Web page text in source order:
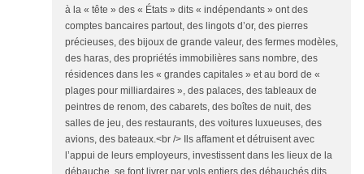
à la « tête » des « États » dits « indépendants » ont des
comptes bancaires partout, des lingots d’or, des pierres
précieuses, des bijoux de grande valeur, des fermes modèles,
des haras, des propriétés immobilières sans nombre, des
résidences dans les « grandes capitales » et au bord de «
plages pour milliardaires », des palaces, des tableaux de
peintres de renom, des cabarets, des boîtes de nuit, des
salles de jeu, des restaurants, des voitures luxueuses, des
avions, des bateaux.<br /> Ils affament et détruisent avec
l’appui de leurs employeurs, investissent dans les lieux de la
débauche, se font livrer par vols entiers des débauchés dits